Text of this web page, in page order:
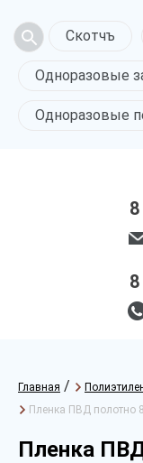
Скотчъ
Одноразовые
Одноразовые
Главная /
Пленка ПВД полотно
Пленка